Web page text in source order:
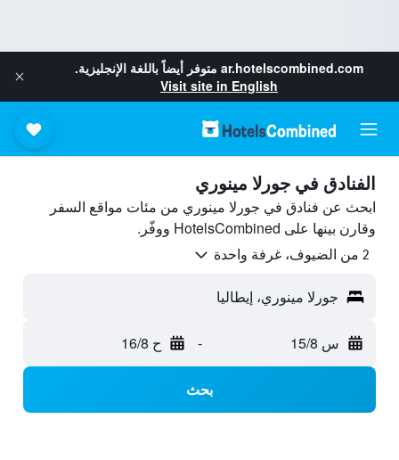
ar.hotelscombined.com متوفر أيضاً باللغة الإنجليزية.
Visit site in English
الفنادق في جورلا مينوري
ابحث عن فنادق في جورلا مينوري من مئات مواقع السفر
وقارن بينها على HotelsCombined ووفّر.
2 من الضيوف، غرفة واحدة
جورلا مينوري، إيطاليا
س 15/8 - ح 16/8
بحث